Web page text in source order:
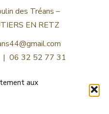
aux
des Tréans –
EN RETZ
06 32 52 77 31